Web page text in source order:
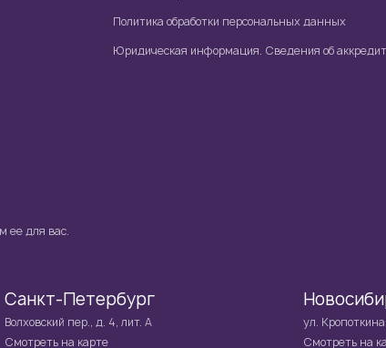
Политика обработки персональных данных
Юридическая информация. Сведения об
ее для вас.
Санкт-Петербург
Волховский пер., д. 4, лит. А
Смотреть на карте
ул.
Смотреть на